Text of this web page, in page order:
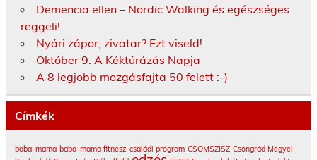
Demencia ellen – Nordic Walking és egészséges
reggeli!
Nyári zápor, zivatar? Ezt viseld!
Október 9. A Kéktúrázás Napja
A 8 legjobb mozgásfajta 50 felett :-)
Címkék
baba-mama baba-mama fitnesz családi program CSOMSZISZ Csongrád Megyei